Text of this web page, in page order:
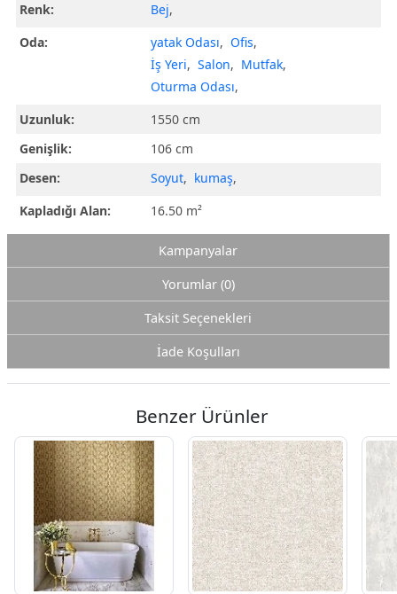
Renk:
Bej,
Oda:
yatak Odası, Ofis,
İş Yeri, Salon, Mutfak,
Oturma Odası,
Uzunluk:
1550 cm
Genişlik:
106 cm
Desen:
Soyut, kumaş,
Kapladığı Alan:
16.50 m²
Kampanyalar
Yorumlar (0)
Taksit Seçenekleri
İade Koşulları
Benzer Ürünler